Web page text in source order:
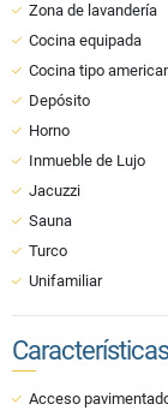
Zona de lavandería
Cocina equipada
Cocina tipo
Depósito
Horno
Inmueble de Lujo
Jacuzzi
Sauna
Turco
Unifamiliar
Acceso